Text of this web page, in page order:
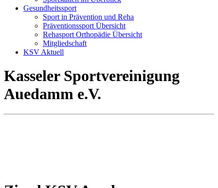
Gesundheitssport
Sport in Prävention und Reha
Präventionssport Übersicht
Rehasport Orthopädie Übersicht
Mitgliedschaft
KSV Aktuell
Kasseler Sportvereinigung
Auedamm e.V.